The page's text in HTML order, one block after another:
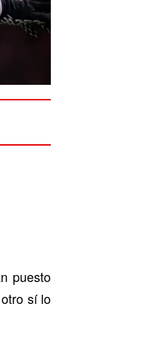
puesto
sí lo